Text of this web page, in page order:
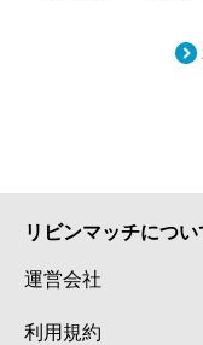
リビンマッチについ
運営会社
利用規約